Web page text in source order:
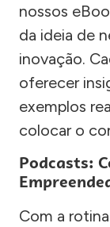
nossos
da ideia de
inovação.
oferecer
exemplos
colocar o
Podcasts:
Com a